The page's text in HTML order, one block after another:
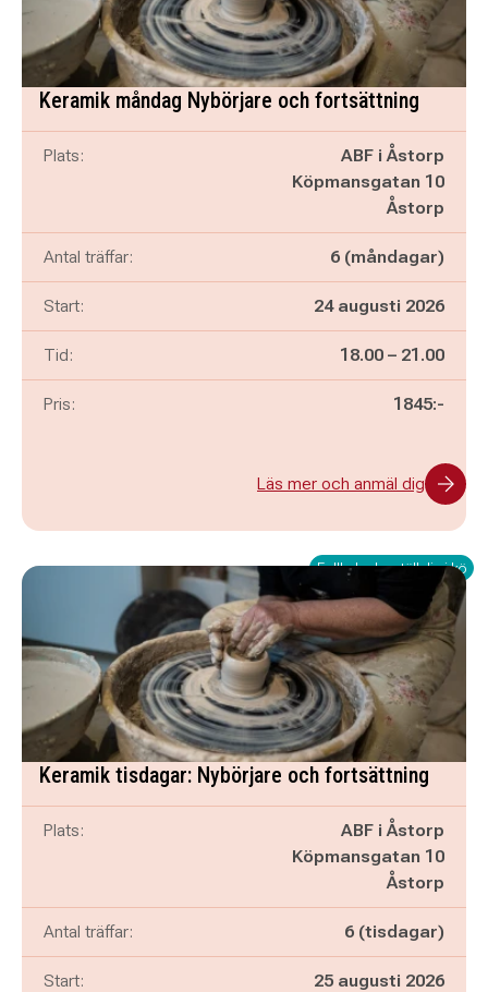
Keramik måndag Nybörjare och fortsättning
Plats:
ABF i Åstorp
Köpmansgatan 10
Åstorp
Antal träffar: 6 (måndagar)
Start: 24 augusti 2026
Tid: Pågår mellan
18.00 – och
21.00
Pris: 1845:-
Läs mer och anmäl dig
Fullbokad – ställ dig i kö
Keramik tisdagar: Nybörjare och fortsättning
Plats:
ABF i Åstorp
Köpmansgatan 10
Åstorp
Antal träffar: 6 (tisdagar)
Start: 25 augusti 2026